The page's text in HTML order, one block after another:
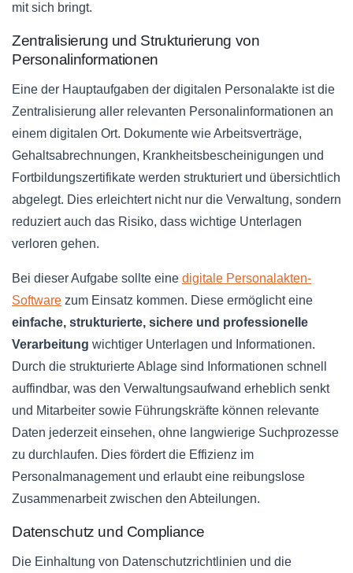
mit sich bringt.
Zentralisierung und Strukturierung von
Personalinformationen
Eine der Hauptaufgaben der digitalen Personalakte ist die
Zentralisierung aller relevanten Personalinformationen an
einem digitalen Ort. Dokumente wie Arbeitsverträge,
Gehaltsabrechnungen, Krankheitsbescheinigungen und
Fortbildungszertifikate werden strukturiert und übersichtlich
abgelegt. Dies erleichtert nicht nur die Verwaltung, sondern
reduziert auch das Risiko, dass wichtige Unterlagen
verloren gehen.
Bei dieser Aufgabe sollte eine digitale Personalakten-
Software zum Einsatz kommen. Diese ermöglicht eine
einfache, strukturierte, sichere und professionelle
Verarbeitung wichtiger Unterlagen und Informationen.
Durch die strukturierte Ablage sind Informationen schnell
auffindbar, was den Verwaltungsaufwand erheblich senkt
und Mitarbeiter sowie Führungskräfte können relevante
Daten jederzeit einsehen, ohne langwierige Suchprozesse
zu durchlaufen. Dies fördert die Effizienz im
Personalmanagement und erlaubt eine reibungslose
Zusammenarbeit zwischen den Abteilungen.
Datenschutz und Compliance
Die Einhaltung von Datenschutzrichtlinien und die